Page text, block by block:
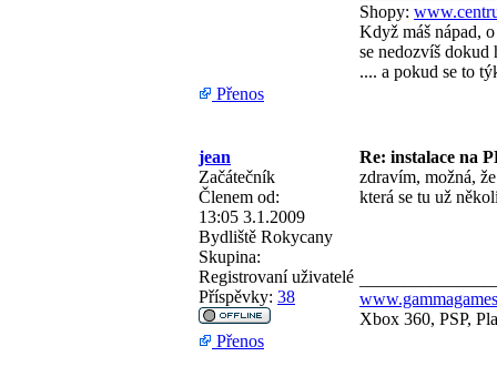
Shopy:
Když máš nápad,
se nedozvíš dokud
.... a pokud se to
Přenos
jean
Re: instalace na
Začátečník
Členem od:
13:05 3.1.2009
Bydliště Rokycany
Skupina:
Registrovaní uživatelé
Příspěvky: 38
zdravím, možná,
která se tu už
Xbox 360, PSP,
Přenos